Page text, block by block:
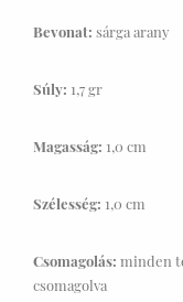
Bevonat: sárga arany
Súly: 1,7 gr
Magasság: 1,0 cm
Szélesség: 1,0 cm
Csomagolás: minden
csomagolva